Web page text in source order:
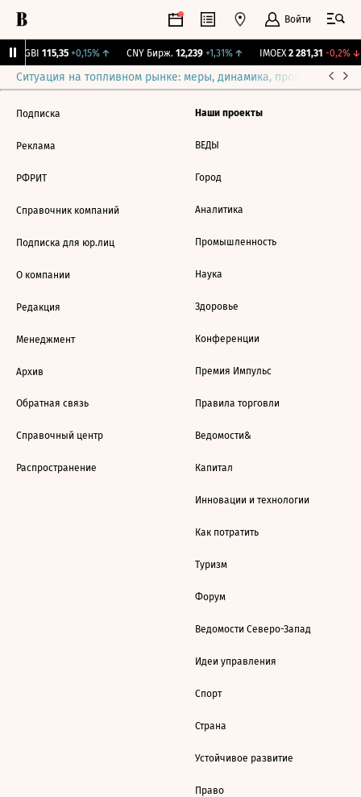
Войти
RGBI 115,35 +0,15%↑ CNY Бирж. 12,239 +1,31%↑ IMOEX 2 281,31 -0,2%↓
Ситуация на топливном рынке: меры, динамика, прогнозы
Подписка
Реклама
РФРИТ
Справочник компаний
Подписка для юр.лиц
О компании
Редакция
Менеджмент
Архив
Обратная связь
Справочный центр
Распространение
Наши проекты
ВЕДЫ
Город
Аналитика
Промышленность
Наука
Здоровье
Конференции
Премия Импульс
Правила торговли
Ведомости&
Капитал
Инновации и технологии
Как потратить
Туризм
Форум
Ведомости Северо-Запад
Идеи управления
Спорт
Страна
Устойчивое развитие
Право